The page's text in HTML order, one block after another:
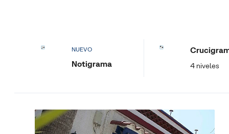
NUEVO
Notigrama 4 niveles